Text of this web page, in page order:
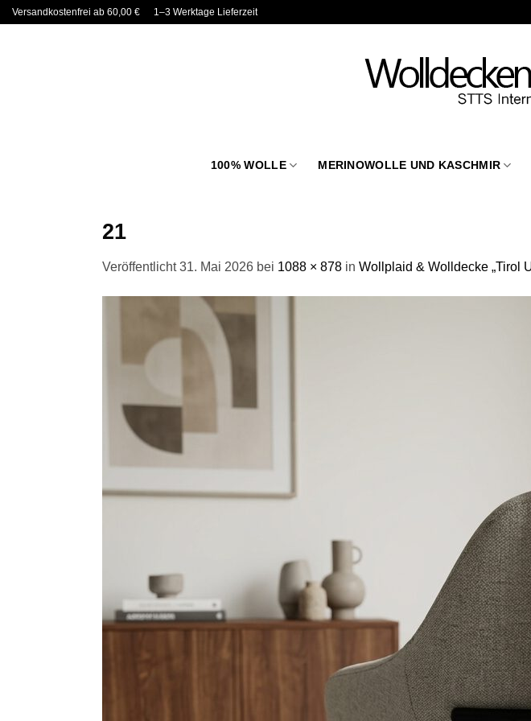
ZumVersandkostenfrei ab 60,00 € 1–3 Werktage Lieferzeit
100% WOLLE MERINOWOLLE UND KASCHMIR
21
Veröffentlicht31. Mai 2026 bei 1088 × 878 in Wollplaid & Wolldecke „Tirol